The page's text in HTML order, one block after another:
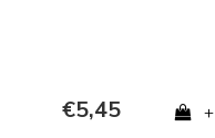
€5,45 +